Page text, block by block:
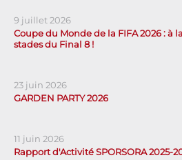
9 juillet 2026
Coupe du Monde de la FIFA 2026 : à
stades du Final 8 !
23 juin 2026
GARDEN PARTY 2026
11 juin 2026
Rapport d'Activité SPORSORA 2025-